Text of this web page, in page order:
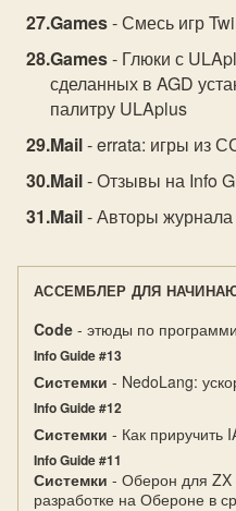
Games- Смесь игр
Games- Глюки с
сделанных в AGD
палитру ULAplus
Mail- errata: игры из
Mail- Отзывы на Info
Mail- Авторы журнала
АССЕМБЛЕР ДЛЯ
Code - этюды по
Info Guide #13
Системки - NedoLang:
Info Guide #12
Системки - Как приручить
Info Guide #11
Системки - Оберон для ZX
разработке на Обероне в